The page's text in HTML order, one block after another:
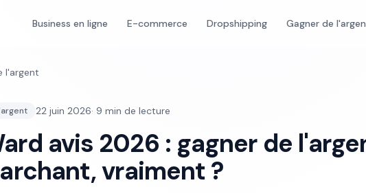
Business en ligne E-commerce Dropshipping Gagner de
l'argent
22 juin 2026· 9 min de lecture
avis 2026 : gagner de
vraiment ?